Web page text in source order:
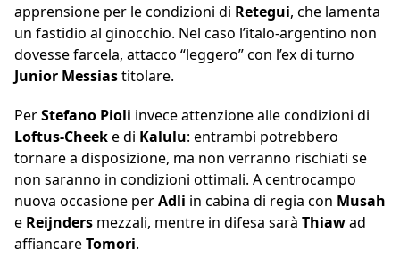
apprensione per le condizioni di Retegui, che lamenta
un fastidio al ginocchio. Nel caso l’italo-argentino non
dovesse farcela, attacco “leggero” con l’ex di turno
Junior Messiastitolare.
PerStefano Pioli invece attenzione alle condizioni di
Loftus-Cheeke di Kalulu: entrambi potrebbero
tornare a disposizione, ma non verranno rischiati se
non saranno in condizioni ottimali. A centrocampo
nuova occasione perAdli in cabina di regia con Musah
e Reijnders mezzali, mentre in difesa sarà Thiawad
affiancareTomori.